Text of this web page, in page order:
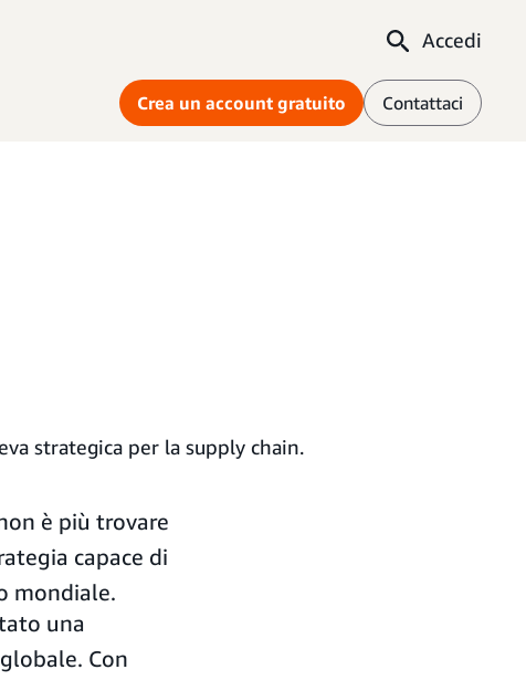
Accedi
Crea un account gratuito Contattaci
strategica per la supply chain.
è più trovare
capace di
mondiale.
una
Con